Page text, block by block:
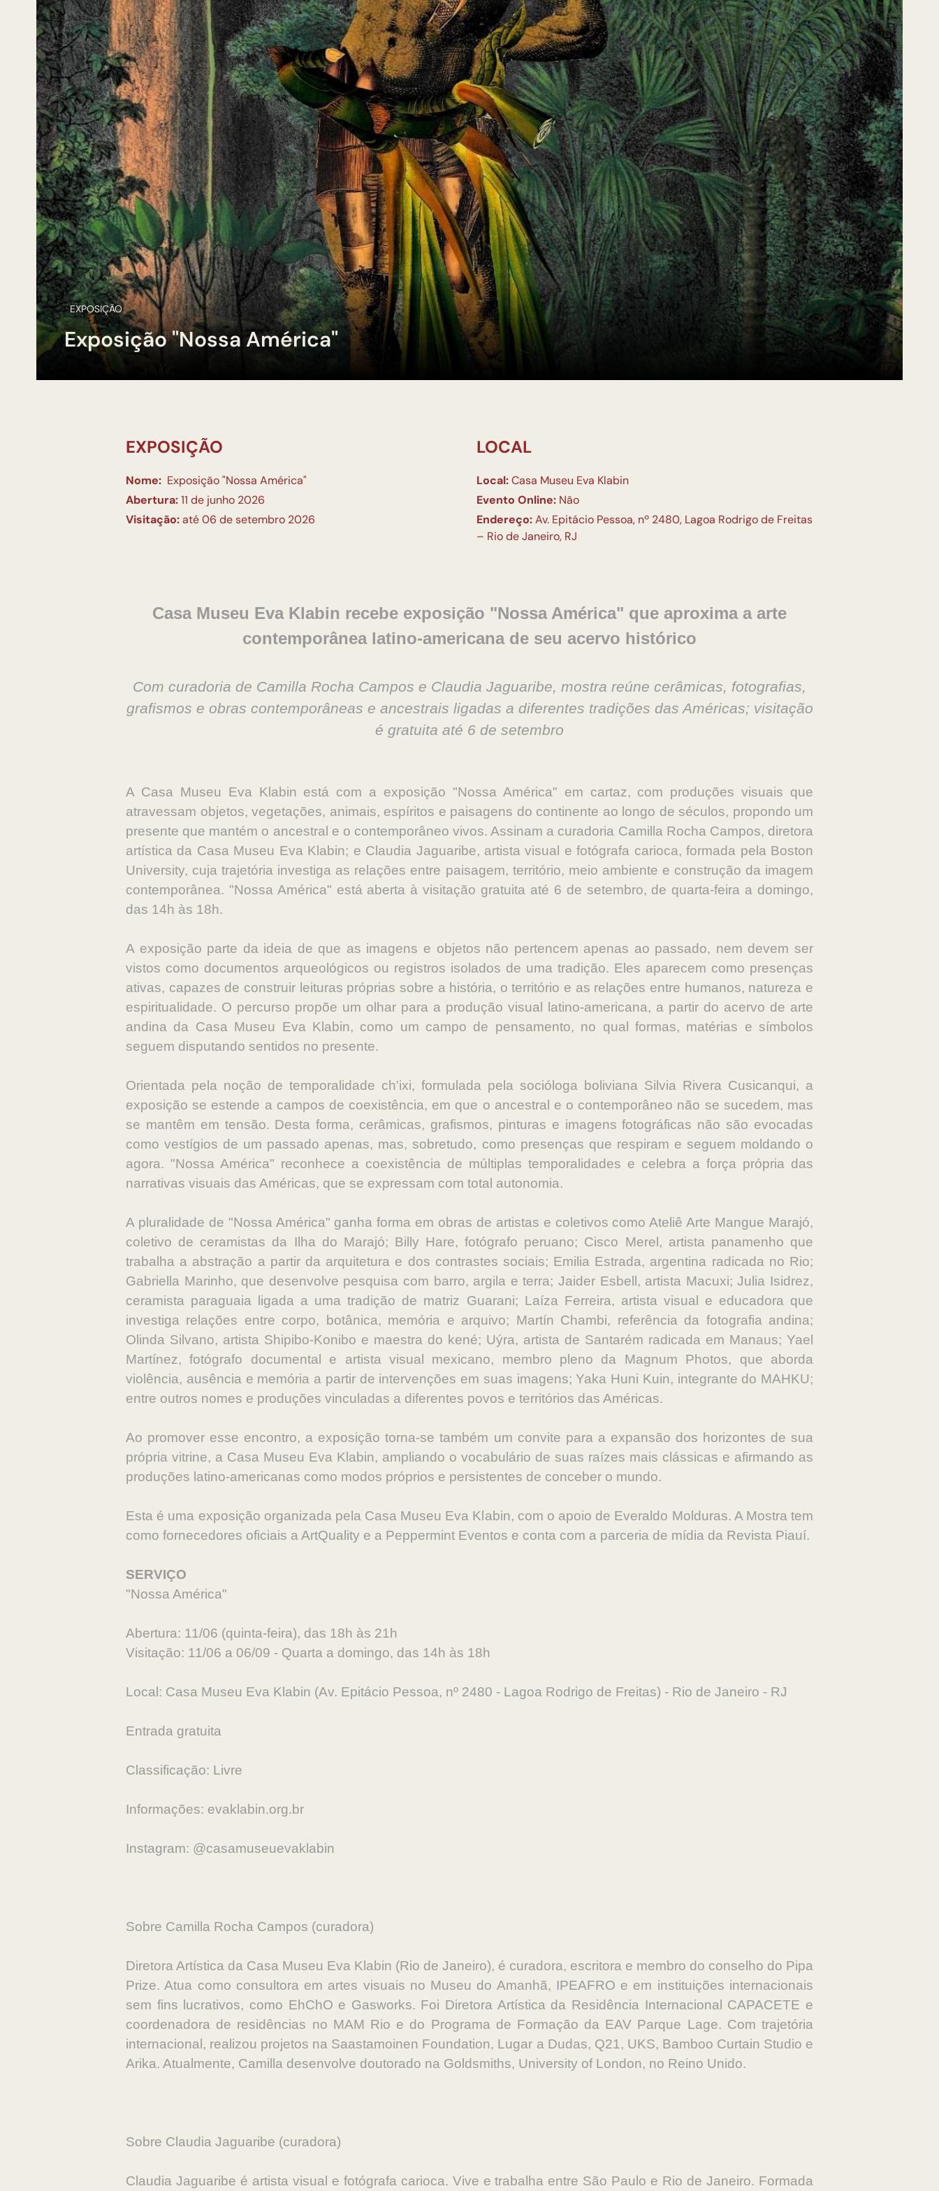
EXPOSIÇÃO
Exposição "Nossa América"
EXPOSIÇÃO
Nome: Exposição "Nossa América"
Abertura:11 de junho 2026
Visitação:até 06 de setembro 2026
LOCAL
Local:Casa Museu Eva Klabin
Evento Online: Não
Endereço:Av. Epitácio Pessoa, nº 2480, Lagoa Rodrigo de Freitas
– Rio de Janeiro, RJ
Casa Museu Eva Klabin recebe exposição "Nossa América" que aproxima a arte
contemporânea latino-americana de seu acervo histórico
Com curadoria de Camilla Rocha Campos e Claudia Jaguaribe, mostra reúne cerâmicas, fotografias,
grafismos e obras contemporâneas e ancestrais ligadas a diferentes tradições das Américas; visitação
é gratuita até 6 de setembro
A Casa Museu Eva Klabin está com a exposição "Nossa América" em cartaz, com produções visuais que
atravessam objetos, vegetações, animais, espíritos e paisagens do continente ao longo de séculos, propondo um
presente que mantém o ancestral e o contemporâneo vivos. Assinam a curadoria Camilla Rocha Campos, diretora
artística da Casa Museu Eva Klabin; e Claudia Jaguaribe, artista visual e fotógrafa carioca, formada pela Boston
University, cuja trajetória investiga as relações entre paisagem, território, meio ambiente e construção da imagem
contemporânea. "Nossa América" está aberta à visitação gratuita até 6 de setembro, de quarta-feira a domingo,
das 14h às 18h.
A exposição parte da ideia de que as imagens e objetos não pertencem apenas ao passado, nem devem ser
vistos como documentos arqueológicos ou registros isolados de uma tradição. Eles aparecem como presenças
ativas, capazes de construir leituras próprias sobre a história, o território e as relações entre humanos, natureza e
espiritualidade. O percurso propõe um olhar para a produção visual latino-americana, a partir do acervo de arte
andina da Casa Museu Eva Klabin, como um campo de pensamento, no qual formas, matérias e símbolos
seguem disputando sentidos no presente.
Orientada pela noção de temporalidade ch'ixi, formulada pela socióloga boliviana Silvia Rivera Cusicanqui, a
exposição se estende a campos de coexistência, em que o ancestral e o contemporâneo não se sucedem, mas
se mantêm em tensão. Desta forma, cerâmicas, grafismos, pinturas e imagens fotográficas não são evocadas
como vestígios de um passado apenas, mas, sobretudo, como presenças que respiram e seguem moldando o
agora. "Nossa América" reconhece a coexistência de múltiplas temporalidades e celebra a força própria das
narrativas visuais das Américas, que se expressam com total autonomia.
A pluralidade de "Nossa América" ganha forma em obras de artistas e coletivos como Ateliê Arte Mangue Marajó,
coletivo de ceramistas da Ilha do Marajó; Billy Hare, fotógrafo peruano; Cisco Merel, artista panamenho que
trabalha a abstração a partir da arquitetura e dos contrastes sociais; Emilia Estrada, argentina radicada no Rio;
Gabriella Marinho, que desenvolve pesquisa com barro, argila e terra; Jaider Esbell, artista Macuxi; Julia Isidrez,
ceramista paraguaia ligada a uma tradição de matriz Guarani; Laíza Ferreira, artista visual e educadora que
investiga relações entre corpo, botânica, memória e arquivo; Martín Chambi, referência da fotografia andina;
Olinda Silvano, artista Shipibo-Konibo e maestra do kené; Uýra, artista de Santarém radicada em Manaus; Yael
Martínez, fotógrafo documental e artista visual mexicano, membro pleno da Magnum Photos, que aborda
violência, ausência e memória a partir de intervenções em suas imagens; Yaka Huni Kuin, integrante do MAHKU;
entre outros nomes e produções vinculadas a diferentes povos e territórios das Américas.
Ao promover esse encontro, a exposição torna-se também um convite para a expansão dos horizontes de sua
própria vitrine, a Casa Museu Eva Klabin, ampliando o vocabulário de suas raízes mais clássicas e afirmando as
produções latino-americanas como modos próprios e persistentes de conceber o mundo.
Esta é uma exposição organizada pela Casa Museu Eva Klabin, com o apoio de Everaldo Molduras. A Mostra tem
como fornecedores oficiais a ArtQuality e a Peppermint Eventos e conta com a parceria de mídia da Revista Piauí.
SERVIÇO
"Nossa América"
Abertura: 11/06 (quinta-feira), das 18h às 21h
Visitação: 11/06 a 06/09 - Quarta a domingo, das 14h às 18h
Local: Casa Museu Eva Klabin (Av. Epitácio Pessoa, nº 2480 - Lagoa Rodrigo de Freitas) - Rio de Janeiro - RJ
Entrada gratuita
Classificação: Livre
Informações: evaklabin.org.br
Instagram: @casamuseuevaklabin
Sobre Camilla Rocha Campos (curadora)
Diretora Artística da Casa Museu Eva Klabin (Rio de Janeiro), é curadora, escritora e membro do conselho do Pipa
Prize. Atua como consultora em artes visuais no Museu do Amanhã, IPEAFRO e em instituições internacionais
sem fins lucrativos, como EhChO e Gasworks. Foi Diretora Artística da Residência Internacional CAPACETE e
coordenadora de residências no MAM Rio e do Programa de Formação da EAV Parque Lage. Com trajetória
internacional, realizou projetos na Saastamoinen Foundation, Lugar a Dudas, Q21, UKS, Bamboo Curtain Studio e
Arika. Atualmente, Camilla desenvolve doutorado na Goldsmiths, University of London, no Reino Unido.
Sobre Claudia Jaguaribe (curadora)
Claudia Jaguaribe é artista visual e fotógrafa carioca. Vive e trabalha entre São Paulo e Rio de Janeiro. Formada